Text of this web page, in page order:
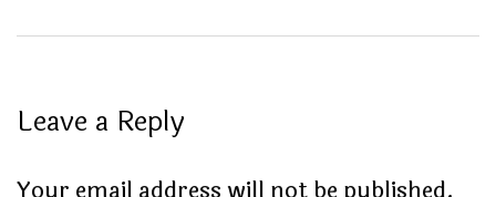
Leave a Reply